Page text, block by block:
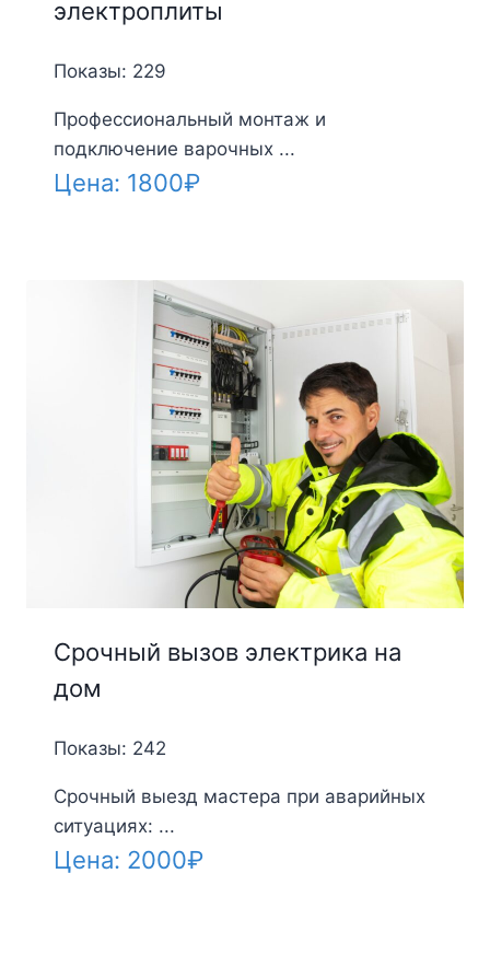
электроплиты
Показы: 229
Профессиональный монтаж и
подключение варочных ...
Цена: 1800₽
Срочный вызов электрика на
дом
Показы: 242
Срочный выезд мастера при аварийных
ситуациях: ...
Цена: 2000₽